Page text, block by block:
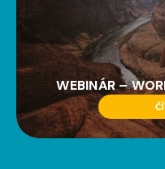
WEBINÁR –